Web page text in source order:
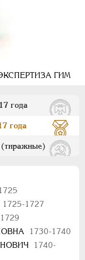
ГИМ
года
года
1725-1727
1730-1740
1740-